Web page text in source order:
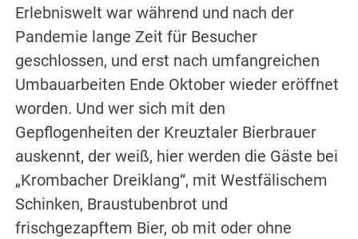
Erlebniswelt war während und nach der
Pandemie lange Zeit für Besucher
geschlossen, und erst nach umfangreichen
Umbauarbeiten Ende Oktober wieder eröffnet
worden. Und wer sich mit den
Gepflogenheiten der Kreuztaler Bierbrauer
auskennt, der weiß, hier werden die Gäste bei
„Krombacher Dreiklang“, mit Westfälischem
Schinken, Braustubenbrot und
frischgezapftem Bier, ob mit oder ohne